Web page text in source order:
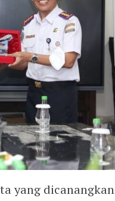
yang